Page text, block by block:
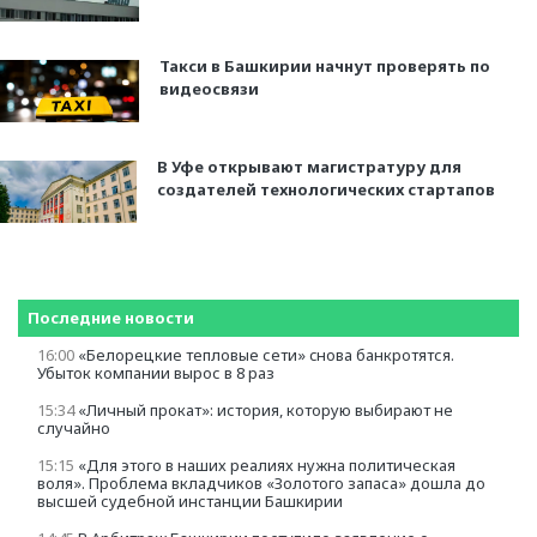
Такси в Башкирии начнут проверять по
видеосвязи
В Уфе открывают магистратуру для
создателей технологических стартапов
Последние новости
16:00 «Белорецкие тепловые сети» cнова банкротятся.
Убыток компании вырос в 8 раз
15:34 «Личный прокат»: история, которую выбирают не
случайно
15:15 «Для этого в наших реалиях нужна политическая
воля». Проблема вкладчиков «Золотого запаса» дошла до
высшей судебной инстанции Башкирии